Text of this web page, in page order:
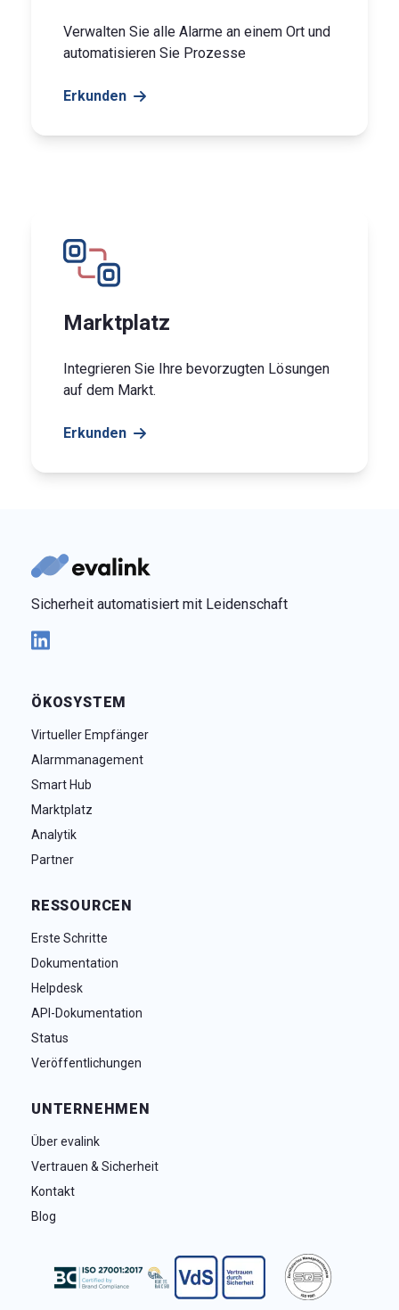
Verwalten Sie alle Alarme an einem Ort und
automatisieren Sie Prozesse
Erkunden
Marktplatz
Integrieren Sie Ihre bevorzugten Lösungen
auf dem Markt.
Erkunden
Sicherheit automatisiert mit Leidenschaft
ÖKOSYSTEM
Virtueller Empfänger
Alarmmanagement
Smart Hub
Marktplatz
Analytik
Partner
RESSOURCEN
Erste Schritte
Dokumentation
Helpdesk
API-Dokumentation
Status
Veröffentlichungen
UNTERNEHMEN
Über evalink
Vertrauen & Sicherheit
Kontakt
Blog